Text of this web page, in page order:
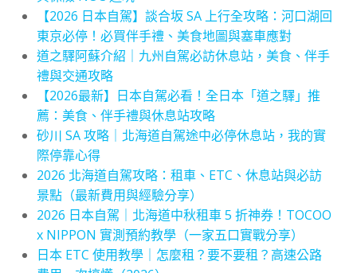
【2026 日本自駕】談合坂 SA 上行全攻略：河口湖回
東京必停！必買伴手禮、美食地圖與塞車應對
道之驛阿蘇介紹｜九州自駕必訪休息站，美食、伴手
禮與交通攻略
【2026最新】日本自駕必看！全日本「道之驛」推
薦：美食、伴手禮與休息站攻略
砂川 SA 攻略｜北海道自駕途中必停休息站，我的實
際停靠心得
2026 北海道自駕攻略：租車、ETC、休息站與必訪
景點（最新費用與經驗分享）
2026 日本自駕｜北海道中秋租車 5 折神券！TOCOO
x NIPPON 實測預約教學（一家五口實戰分享）
日本 ETC 使用教學｜怎麼租？要不要租？高速公路